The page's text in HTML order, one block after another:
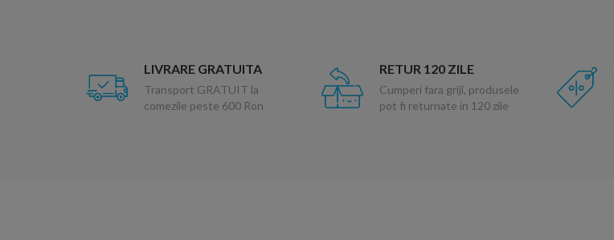
LIVRARE GRATUITA
Transport GRATUIT la
comezile peste 600 Ron
RETUR 120 ZILE
Cumperi fara griji, produsele
pot fi returnate in 120 zile